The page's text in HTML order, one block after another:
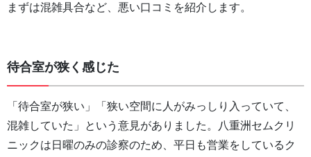
まずは混雑具合など、悪い口コミを紹介します。
待合室が狭く感じた
「待合室が狭い」「狭い空間に人がみっしり入っていて、
混雑していた」という意見がありました。八重洲セムクリ
ニックは日曜のみの診察のため、平日も営業をしているク